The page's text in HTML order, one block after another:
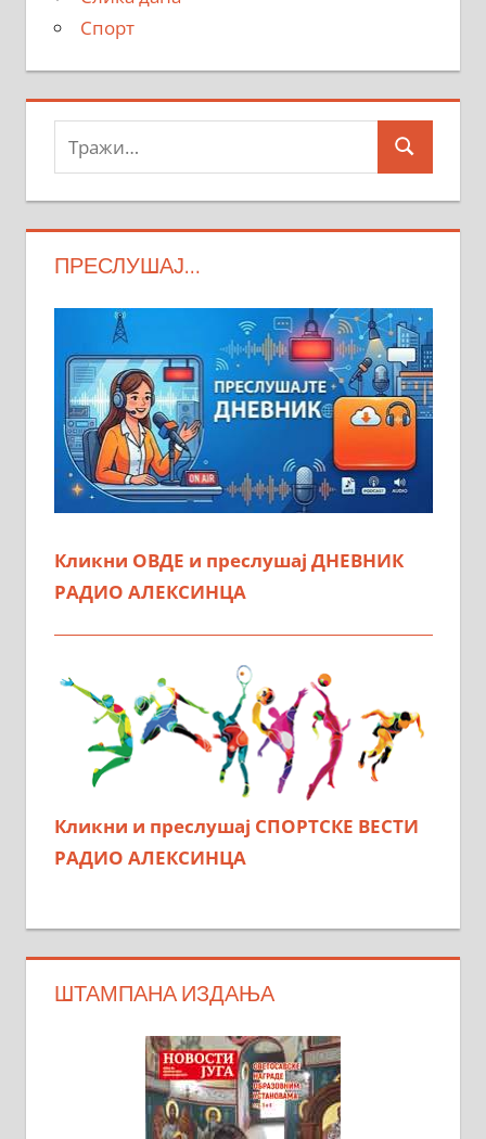
Спорт
Тражи:
Search
ПРЕСЛУШАЈ…
Кликни ОВДЕ и преслушај ДНЕВНИК
РАДИО АЛЕКСИНЦА
Кликни и преслушај СПОРТСКЕ ВЕСТИ
РАДИО АЛЕКСИНЦА
ШТАМПАНА ИЗДАЊА